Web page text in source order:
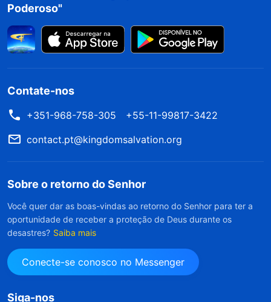
Poderoso"
Contate-nos
+351-968-758-305
+55-11-99817-3422
contact.pt@kingdomsalvation.org
Sobre o retorno do Senhor
Você quer dar as boas-vindas ao retorno do Senhor para ter a
oportunidade de receber a proteção de Deus durante os
desastres? Saiba mais
Conecte-se conosco no Messenger
Siga-nos